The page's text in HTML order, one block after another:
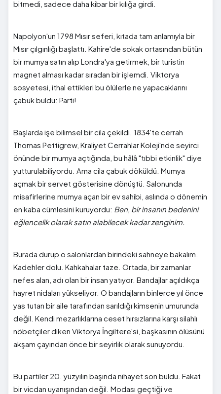
bitmedi, sadece daha kibar bir kılığa girdi.
Napolyon'un 1798 Mısır seferi, kıtada tam anlamıyla bir
Mısır çılgınlığı başlattı. Kahire'de sokak ortasından bütün
bir mumya satın alıp Londra'ya getirmek, bir turistin
magnet alması kadar sıradan bir işlemdi. Viktorya
sosyetesi, ithal ettikleri bu ölülerle ne yapacaklarını
çabuk buldu: Parti!
Başlarda işe bilimsel bir cila çekildi. 1834'te cerrah
Thomas Pettigrew, Kraliyet Cerrahlar Koleji'nde seyirci
önünde bir mumya açtığında, bu hâlâ "tıbbi etkinlik" diye
yutturulabiliyordu. Ama cila çabuk döküldü. Mumya
açmak bir servet gösterisine dönüştü. Salonunda
misafirlerine mumya açan bir ev sahibi, aslında o dönemin
en kaba cümlesini kuruyordu: Ben, bir insanın bedenini
eğlencelik olarak satın alabilecek kadar zenginim.
Burada durup o salonlardan birindeki sahneye bakalım.
Kadehler dolu. Kahkahalar taze. Ortada, bir zamanlar
nefes alan, adı olan bir insan yatıyor. Bandajlar açıldıkça
hayret nidaları yükseliyor. O bandajların binlerce yıl önce
yas tutan bir aile tarafından sarıldığı kimsenin umurunda
değil. Kendi mezarlıklarına ceset hırsızlarına karşı silahlı
nöbetçiler diken Viktorya İngiltere'si, başkasının ölüsünü
akşam çayından önce bir seyirlik olarak sunuyordu.
Bu partiler 20. yüzyılın başında nihayet son buldu. Fakat
bir vicdan uyanışından değil. Modası geçtiği ve